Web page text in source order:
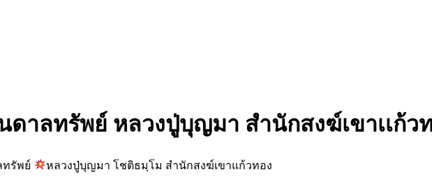
ดาลทรัพย์ หลวงปู่บุญมา สำนักสงฆ์เขาเเก้ว
ทรัพย์ หลวงปู่บุญมา โชติธมฺโม สำนักสงฆ์เขาแก้วทอง